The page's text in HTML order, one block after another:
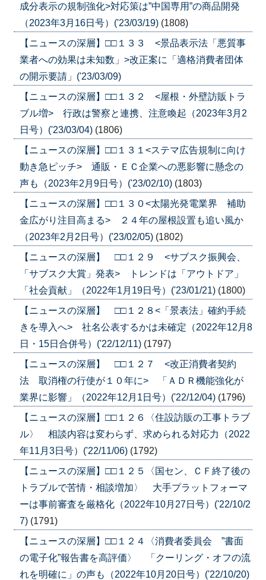
成分表示の規制強化>対応策は”中国専用”の商品開発
（2023年3月16日号）('23/03/19) (1808)
【ニュースの深層】□□１３３ <景品表示法「悪質事
業者への効果は未知数」>改正案に「適格消費者団体
の開示要請」('23/03/09)
【ニュースの深層】□□１３２ <屋根・外壁訪販トラ
ブル増> 行政は警察と連携、注意喚起（2023年3月2
日号）('23/03/04) (1806)
【ニュースの深層】□□１３１<ステマ広告規制に向け
動き急ピッチ> 通販・ＥＣ企業への悪影響に懸念の
声も（2023年2月9日号）('23/02/10) (1803)
【ニュースの深層】□□１３０<太陽光発電業界 補助
金広がり注目高まる> ２４年の屋根設置も追い風か
（2023年2月2日号）('23/02/05) (1802)
【ニュースの深層】 □□１２９ <サブスク振興会、
「サブスク大賞」発表> トレンドは「アウトドア」
「社会貢献」（2022年1月19日号）('23/01/21) (1800)
【ニュースの深層】 □□１２８<「景表法」確約手続
きを導入へ> 社名公表するかは未確定（2022年12月8
日・15日合併号）('22/12/11) (1797)
【ニュースの深層】 □□１２７ <改正消費者契約
法 取消権の行使が１０年に> 「ＡＤＲ機能強化が
業界に影響」（2022年12月1日号）('22/12/04) (1796)
【ニュースの深層】□□１２６〈住設訪販の工事トラブ
ル〉 相談内容は変わらず、求められる対応力（2022
年11月3日号）('22/11/06) (1792)
【ニュースの深層】□□１２５〈国セン、ＣＦ終了後の
トラブルで苦情・相談増加〉 大手プラットフォーマ
ーは事前審査を厳格化（2022年10月27日号）('22/10/2
7) (1791)
【ニュースの深層】□□１２４〈消費者委員会 ”書面
の電子化”報告書を高評価〉 「クーリング・オフの流
れを明確に」の声も（2022年10月20日号）('22/10/20)